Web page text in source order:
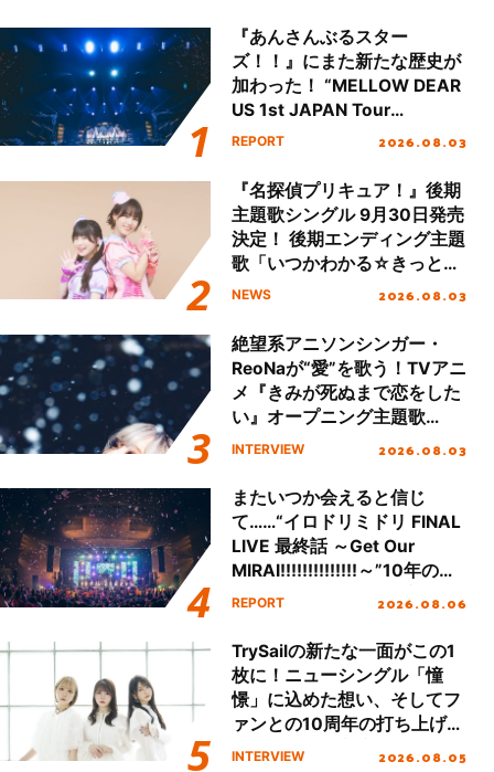
『あんさんぶるスター
ズ！！』にまた新たな歴史が
加わった！ “MELLOW DEAR
US 1st JAPAN Tour
Final「NICE to meet YOU
ート!!
REPORT 2026.08.03
『名探偵プリキュア！』後期
主題歌シングル 9月30日発売
決定！ 後期エンディング主題
歌「いつかわかる☆きっとあ
える」TVサイズ先行配信開
NEWS 2026.08.03
絶望系アニソンシンガー・
ReoNaが“愛”を歌う！TVアニ
メ『きみが死ぬまで恋をした
い』オープニング主題歌
「Amore」インタビュー
INTERVIEW 2026.08.03
またいつか会えると信じ
て……“イロドリミドリ FINAL
LIVE 最終話 ～Get Our
MIRAI!!!!!!!!!!!!!!～”10年の活
動を経てファイナルを迎える
REPORT 2026.08.06
TrySailの新たな一面がこの1
枚に！ニューシングル「憧
憬」に込めた想い、そしてフ
ァンとの10周年の打ち上げラ
イブを終えた心境を聞いた。
INTERVIEW 2026.08.05